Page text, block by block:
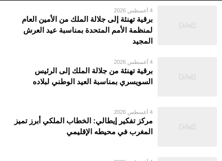
4 أغسطس 2026
برقية تهنئة إلى جلالة الملك من الأمين العام
لمنظمة الأمم المتحدة بمناسبة عيد العرش
المجيد
4 أغسطس 2026
برقية تهنئة من جلالة الملك إلى الرئيس
السويسري بمناسبة العيد الوطني لبلاده
4 أغسطس 2026
مركز تفكير إيطالي: الخطاب الملكي أبرز تميز
المغرب في محيطه الإقليمي